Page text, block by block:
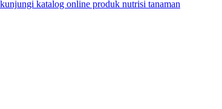
katalog online produk nutrisi tanaman